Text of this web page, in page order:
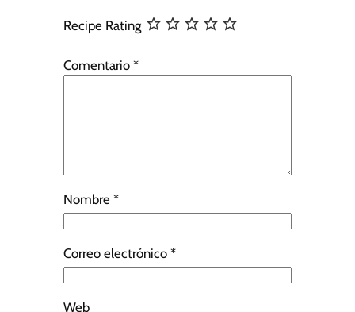
Recipe Rating
Comentario *
Nombre *
Correo electrónico *
Web